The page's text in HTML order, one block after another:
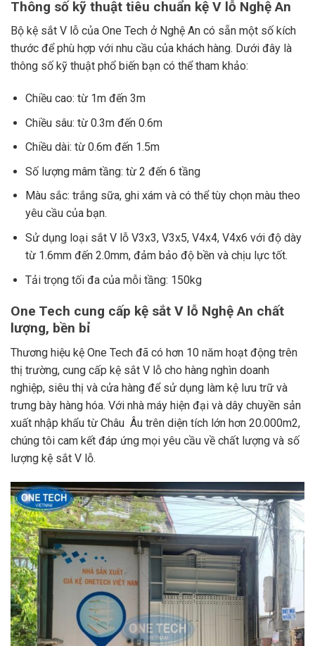
Thông số kỹ thuật tiêu chuẩn kệ V lỗ Nghệ An
Bộ kệ sắt V lỗ của One Tech ở Nghệ An có sẵn một số kích
thước để phù hợp với nhu cầu của khách hàng. Dưới đây là
thông số kỹ thuật phổ biến bạn có thể tham khảo:
Chiều cao: từ 1m đến 3m
Chiều sâu: từ 0.3m đến 0.6m
Chiều dài: từ 0.6m đến 1.5m
Số lượng mâm tầng: từ 2 đến 6 tầng
Màu sắc: trắng sữa, ghi xám và có thể tùy chọn màu theo
yêu cầu của bạn.
Sử dụng loại sắt V lỗ V3x3, V3x5, V4x4, V4x6 với độ dày
từ 1.6mm đến 2.0mm, đảm bảo độ bền và chịu lực tốt.
Tải trọng tối đa của mỗi tầng: 150kg
One Tech cung cấp kệ sắt V lỗ Nghệ An chất
lượng, bền bỉ
Thương hiệu kệ One Tech đã có hơn 10 năm hoạt động trên
thị trường, cung cấp kệ sắt V lỗ cho hàng nghìn doanh
nghiệp, siêu thị và cửa hàng để sử dụng làm kệ lưu trữ và
trưng bày hàng hóa. Với nhà máy hiện đại và dây chuyền sản
xuất nhập khẩu từ Châu Âu trên diện tích lớn hơn 20.000m2,
chúng tôi cam kết đáp ứng mọi yêu cầu về chất lượng và số
lượng kệ sắt V lỗ.